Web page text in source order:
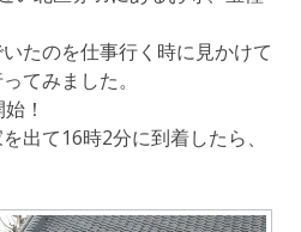
たのを仕事行く時に見かけて
てみました。
！
出て16時2分に到着したら、